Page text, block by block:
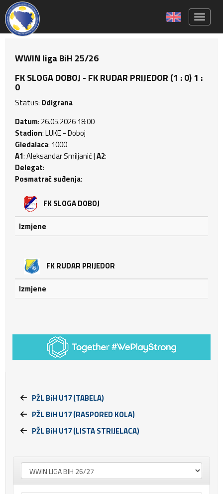
WWIN liga BiH 25/26
FK SLOGA DOBOJ - FK RUDAR PRIJEDOR (1 : 0) 1 :
0
Status: Odigrana
Datum: 26.05.2026 18:00
Stadion: LUKE - Doboj
Gledalaca: 1000
A1: Aleksandar Smiljanić |A2:
Delegat:
Posmatrač suđenja:
FK SLOGA DOBOJ
Izmjene
FK RUDAR PRIJEDOR
Izmjene
PŽL BiH U17 (TABELA)
PŽL BiH U17 (RASPORED KOLA)
PŽL BiH U17 (LISTA STRIJELACA)